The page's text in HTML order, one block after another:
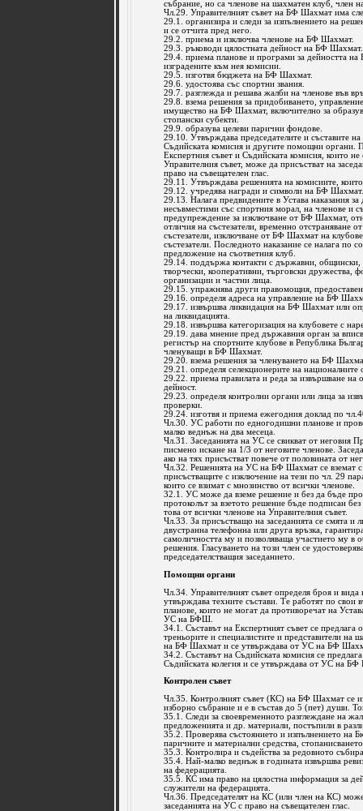
събрание, но са членове на шахматен клуб, член
Чл.29. Управителният съвет на БФ Шахмат има
29.1. организира и следи за изпълнението на
и се отчита пред него.
29.2. приема и изключва членове на БФ Шахмат.
29.3. ръководи цялостната дейност на БФ Шахмат.
29.4. приема планове и програми за дейността
изградените към нея комисии.
29.5. изготвя бюджета на БФ Шахмат.
29.6. удостоява със спортни звания.
29.7. разглежда и решава жалби на членове във
29.8. взема решения за придобиването,
имущество на БФ Шахмат, включително за
стопански субекти.
29.9. образува целеви парични фондове.
29.10. Утвърждава председателите и съставите на
Съдийската комисия и другите помощни органи.
Експертния съвет и Съдийската комисия, които не
Управителния съвет, може да присъстват на
право на съвещателен глас.
29.11. Утвърждава решенията на комисиите, които
29.12. учредява награди и символи на БФ Шахмат.
29.13. Налага предвидените в Устава наказания
несъвместими със спортния морал, на членове и
предупреждение за изключване от БФ Шахмат,
отличия на състезатели, временно отстраняване
състезатели, изключване от БФ Шахмат на
състезатели. Последното наказание се налага по
предложение на съответния клуб.
29.14. поддържа контакти с държавни, общински,
творчески, кооперативни, търговски дружества,
организации и частни лица.
29.15. упражнява други правомощия,
29.16. определя адреса на управление на БФ
29.17. извършва ликвидация на БФ Шахмат или
на ликвидацията.
29.18. извършва категоризация на клубовете с
29.19. дава мнение пред държавния орган за
регистър на спортните клубове в Република
членуващи в БФ Шахмат.
29.20. взема решения за членуването на БФ
29.21. определя селекционерите на националните
29.22. приема правилата и реда за извършване на
дейност.
29.23. определя контролни органи или лица за
проверки.
29.24. изготвя и приема ежегодния доклад по
Чл.30. УС работи по едногодишни планове и
малко веднъж на два месеца.
Чл.31. Заседанията на УС се свикват от неговия
писмено искане на 1/3 от неговите членове.
ако на тях присъстват повече от половината от
Чл.32. Решенията на УС на БФ Шахмат се вземат с
присъстващите с изключение на тези по чл. 29
които се взимат с мнозинство от всички членове.
32.1. УС може да вземе решение и без да бъде
протоколът за взетото решение бъде подписан
това от всички членове на Управителния съвет.
Чл.33. За присъстващо на заседанията се смята и
двустранна телефонна или друга връзка,
самоличността му и позволяваща участието му в
решения. Гласуването на този член се
председателстващия заседанието.
Помощни органи
Чл.34. Управителният съвет определя броя и
утвърждава техните състави. Те работят по свои
планове, които не могат да противоречат на
УС на БФШ.
34.1. Съставът на Експертният съвет се предлага
треньорите и специалистите и представители на
на БФ Шахмат и се утвърждава от УС на БФ
34.2. Съставът на Съдийската комисия се
Съдийската колегия и се утвърждава от УС на
Контролен съвет
Чл.35. Контролният съвет (КС) на БФ Шахмат се
изборно събрание и е в състав до 5 (пет) души.
35.1. Следи за своевременното разглеждане на
предложенията и др. материали, постъпили в
35.2. Проверява състоянието и изпълнението на
паричните и материални средства,
35.3. Контролира и съдейства за редовното
35.4. Най-малко веднъж в годината извършва
на федерацията.
35.5. КС има право на цялостна информация за
служители на федерацията.
Чл.36. Председателят на КС (или член на КС)
заседанията на УС с право на съвещателен глас.